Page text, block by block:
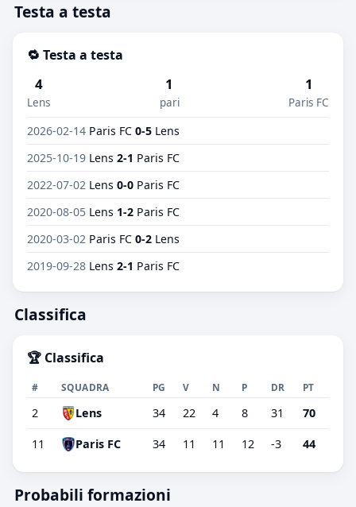
Testa a testa
🔁 Testa a testa
4
Lens
1
pari
1
Paris FC
2026-02-14 Paris FC 0-5 Lens
2025-10-19 Lens 2-1 Paris FC
2022-07-02 Lens 0-0 Paris FC
2020-08-05 Lens 1-2 Paris FC
2020-03-02 Paris FC 0-2 Lens
2019-09-28 Lens 2-1 Paris FC
Classifica
🏆 Classifica
# SQUADRA PG V N P DR PT
2 Lens 34 22 4 8 31 70
11 Paris FC 34 11 11 12 -3 44
Probabili formazioni